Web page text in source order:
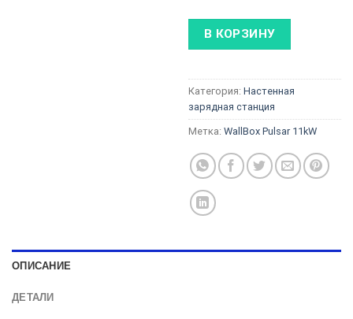
В КОРЗИНУ
Категория: Настенная
зарядная станция
Метка: WallBox Pulsar 11kW
ОПИСАНИЕ
ДЕТАЛИ